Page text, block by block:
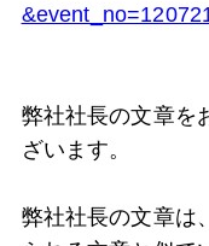
弊社社長の文章を
ざいます。
弊社社長の文章は